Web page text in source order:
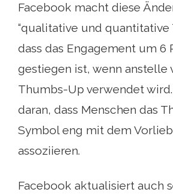
Facebook macht diese
“qualitative und quantitative
dass das Engagement um 6
gestiegen ist, wenn anstelle
Thumbs-Up verwendet
daran, dass Menschen das
Symbol eng mit dem
assoziieren.
Facebook aktualisiert auch